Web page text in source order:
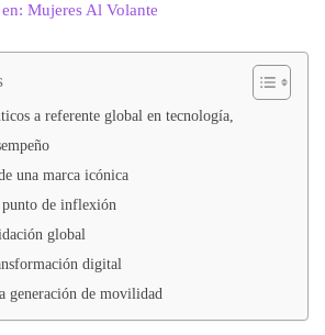
Mujeres Al Volante
a referente global en tecnología,
una marca icónica
de inflexión
global
digital
generación de movilidad